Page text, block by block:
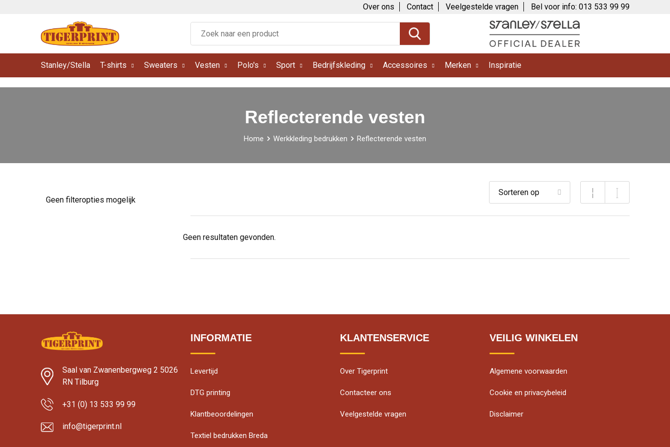
Over ons Contact Veelgestelde vragen Bel voor info: 013 533 99 99
Stanley/Stella T-shirts Sweaters Vesten Polo's Sport Bedrijfskleding Accessoires Merken Inspiratie
Reflecterende vesten
Home Werkkleding bedrukken Reflecterende vesten
Geen filteropties mogelijk
Geen resultaten gevonden.
Saal van Zwanenbergweg 2 5026
RN Tilburg
+31 (0) 13 533 99 99
info@tigerprint.nl
INFORMATIE
Levertijd
DTG printing
Klantbeoordelingen
Textiel bedrukken Breda
KLANTENSERVICE
Over Tigerprint
Contacteer ons
Veelgestelde vragen
VEILIG WINKELEN
Algemene voorwaarden
Cookie en privacybeleid
Disclaimer